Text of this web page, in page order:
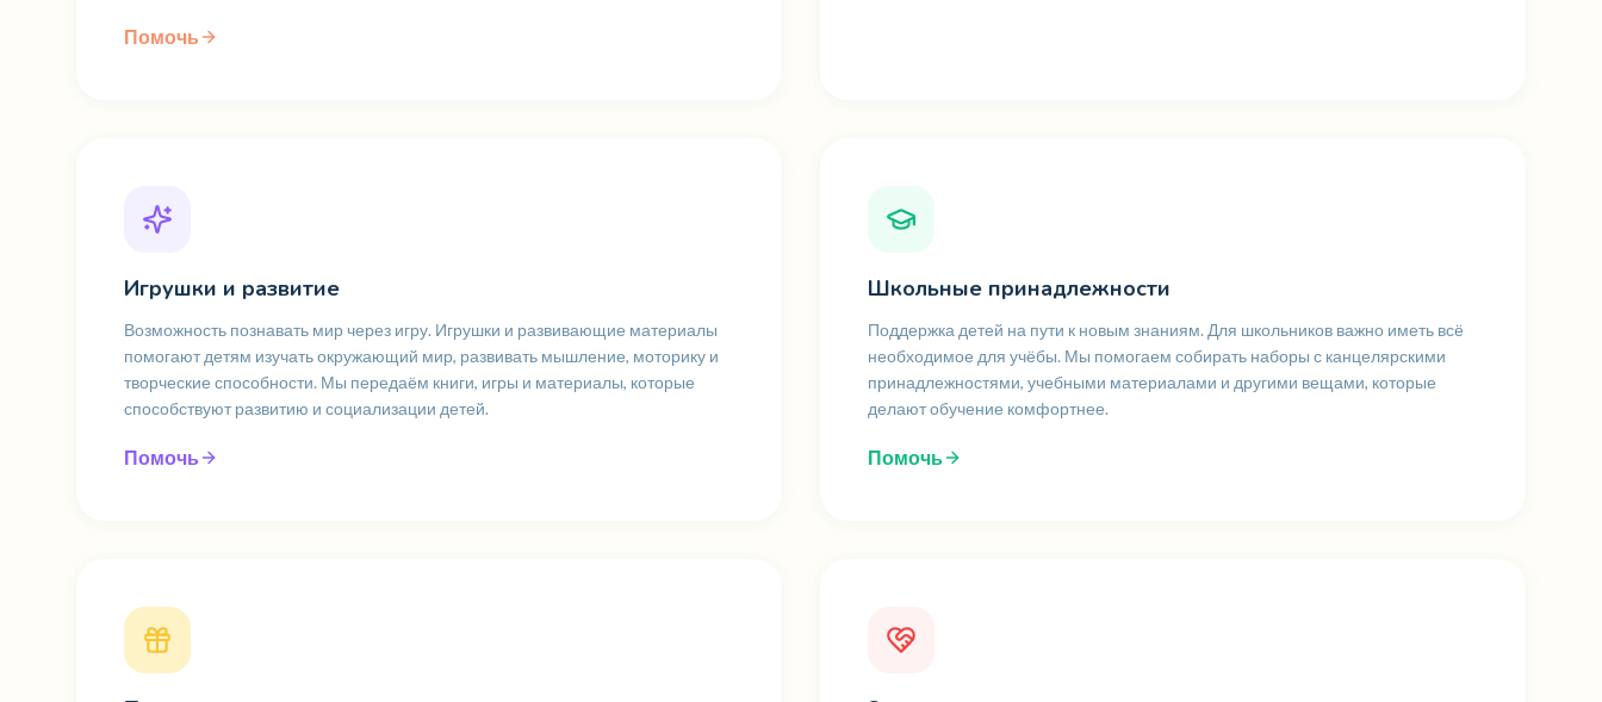
Помочь
Игрушки и развитие
Возможность познавать мир через игру. Игрушки и развивающие материалы
помогают детям изучать окружающий мир, развивать мышление, моторику и
творческие способности. Мы передаём книги, игры и материалы, которые
способствуют развитию и социализации детей.
Помочь
Школьные принадлежности
Поддержка детей на пути к новым знаниям. Для школьников важно иметь всё
необходимое для учёбы. Мы помогаем собирать наборы с канцелярскими
принадлежностями, учебными материалами и другими вещами, которые
делают обучение комфортнее.
Помочь